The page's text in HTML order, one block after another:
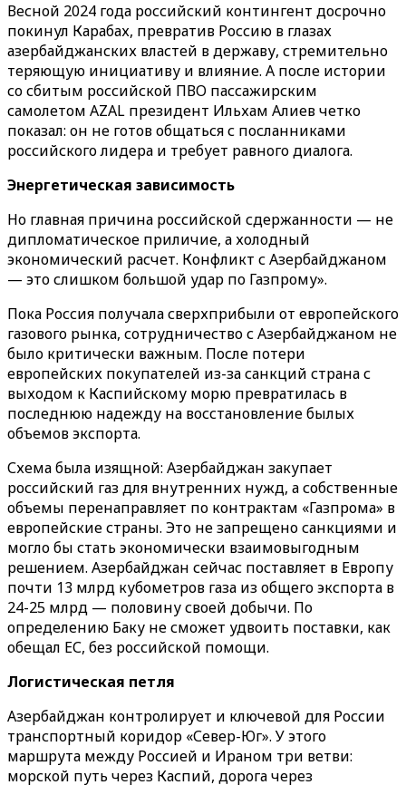
Весной 2024 года российский контингент досрочно
покинул Карабах, превратив Россию в глазах
азербайджанских властей в державу, стремительно
теряющую инициативу и влияние. А после истории
со сбитым российской ПВО пассажирским
самолетом AZAL президент Ильхам Алиев четко
показал: он не готов общаться с посланниками
российского лидера и требует равного диалога.
Энергетическая зависимость
Но главная причина российской сдержанности — не
дипломатическое приличие, а холодный
экономический расчет. Конфликт с Азербайджаном
— это слишком большой удар по Газпрому».
Пока Россия получала сверхприбыли от европейского
газового рынка, сотрудничество с Азербайджаном не
было критически важным. После потери
европейских покупателей из-за санкций страна с
выходом к Каспийскому морю превратилась в
последнюю надежду на восстановление былых
объемов экспорта.
Схема была изящной: Азербайджан закупает
российский газ для внутренних нужд, а собственные
объемы перенаправляет по контрактам «Газпрома» в
европейские страны. Это не запрещено санкциями и
могло бы стать экономически взаимовыгодным
решением. Азербайджан сейчас поставляет в Европу
почти 13 млрд кубометров газа из общего экспорта в
24-25 млрд — половину своей добычи. По
определению Баку не сможет удвоить поставки, как
обещал ЕС, без российской помощи.
Логистическая петля
Азербайджан контролирует и ключевой для России
транспортный коридор «Север-Юг». У этого
маршрута между Россией и Ираном три ветви:
морской путь через Каспий, дорога через